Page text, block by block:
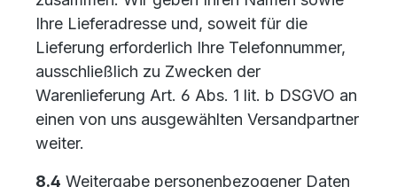
Ihre Lieferadresse und, soweit für die
Lieferung erforderlich Ihre Telefonnummer,
ausschließlich zu Zwecken der
Warenlieferung Art. 6 Abs. 1 lit. b DSGVO an
einen von uns ausgewählten Versandpartner
weiter.
8.4 Weitergabe personenbezogener Daten